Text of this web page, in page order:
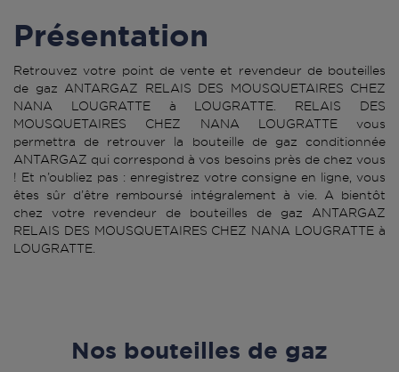
Présentation
Retrouvez votre point de vente et revendeur de bouteilles
de gaz ANTARGAZ RELAIS DES MOUSQUETAIRES CHEZ
NANA LOUGRATTE à LOUGRATTE. RELAIS DES
MOUSQUETAIRES CHEZ NANA LOUGRATTE vous
permettra de retrouver la bouteille de gaz conditionnée
ANTARGAZ qui correspond à vos besoins près de chez vous
! Et n’oubliez pas : enregistrez votre consigne en ligne, vous
êtes sûr d’être remboursé intégralement à vie. A bientôt
chez votre revendeur de bouteilles de gaz ANTARGAZ
RELAIS DES MOUSQUETAIRES CHEZ NANA LOUGRATTE à
LOUGRATTE.
Nos bouteilles de gaz